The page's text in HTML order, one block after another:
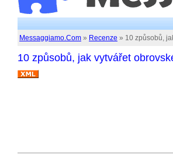
Messaggiamo.Com » Recenze » 10 způsobů,
10 způsobů, jak vytvářet